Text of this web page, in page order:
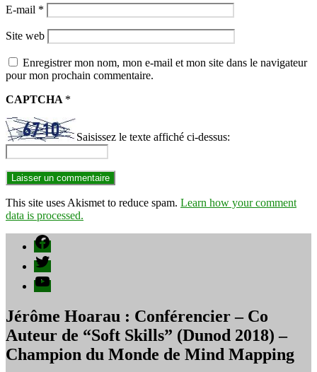
E-mail *
Site web
Enregistrer mon nom, mon e-mail et mon site dans le navigateur
pour mon prochain commentaire.
CAPTCHA *
Saisissez le texte affiché ci-dessus:
This site uses Akismet to reduce spam. Learn how your comment
data is processed.
Facebook
Twitter
YouTube
Jérôme Hoarau : Conférencier – Co
Auteur de “Soft Skills” (Dunod 2018) –
Champion du Monde de Mind Mapping